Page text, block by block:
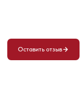
Оставить отзыв